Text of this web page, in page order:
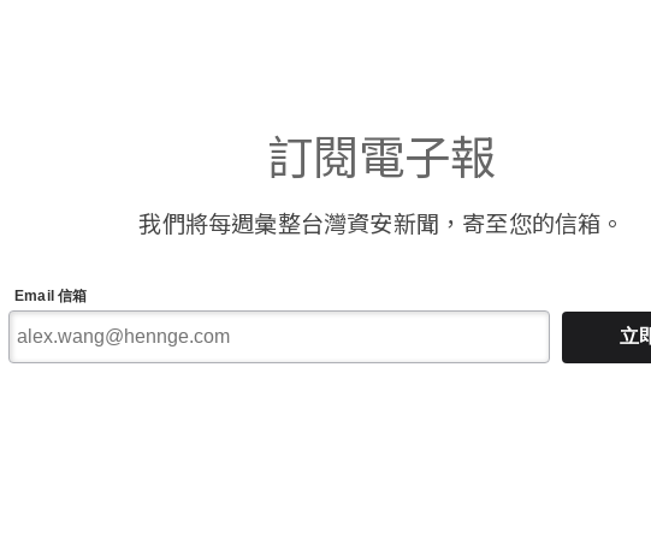
訂閱電子報
我們將每週彙整台灣資安新聞，寄至您的信箱。
Email 信箱
立